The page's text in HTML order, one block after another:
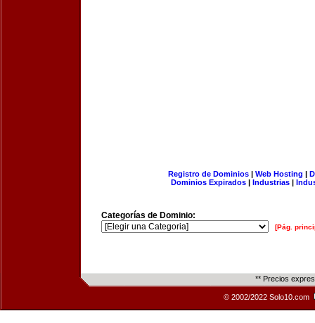
Registro de Dominios| Web Hosting |
Dominios Expirados | Industrias |
Categorías de Dominio:
[Pág.
** Precios
© 2002/2022 Solo10.com